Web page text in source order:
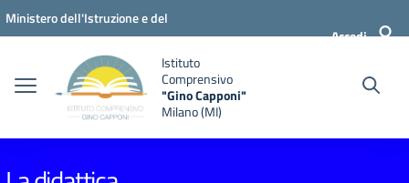
Vai ai contenuti
Vai al menu di navigazione
Vai al footer
Ministero dell'Istruzione e del
Accedi
Istituto
Comprensivo
"Gino Capponi"
Milano (MI)